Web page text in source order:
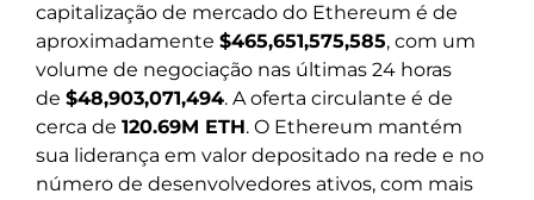
capitalização de mercado do Ethereum é de
aproximadamente $465,651,575,585, com um
volume de negociação nas últimas 24 horas
de $48,903,071,494. A oferta circulante é de
cerca de 120.69M ETH. O Ethereum mantém
sua liderança em valor depositado na rede e no
número de desenvolvedores ativos, com mais